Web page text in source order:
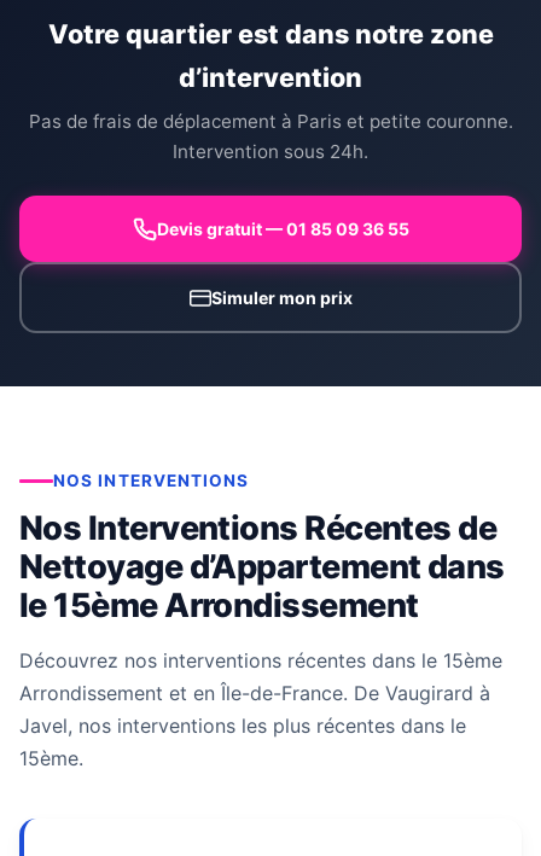
Votre quartier est dans notre zone
d’intervention
Pas de frais de déplacement à Paris et petite couronne.
Intervention sous 24h.
Devis gratuit — 01 85 09 36 55
Simuler mon prix
NOS INTERVENTIONS
Nos Interventions Récentes de
Nettoyage d’Appartement dans
le 15ème Arrondissement
Découvrez nos interventions récentes dans le 15ème
Arrondissement et en Île-de-France. De Vaugirard à
Javel, nos interventions les plus récentes dans le
15ème.